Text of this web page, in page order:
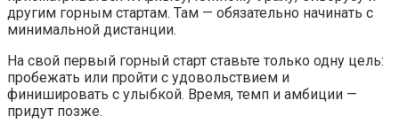
другим горным стартам. Там — обязательно начинать с
минимальной дистанции.
На свой первый горный старт ставьте только одну цель:
пробежать или пройти с удовольствием и
финишировать с улыбкой. Время, темп и амбиции —
придут позже.